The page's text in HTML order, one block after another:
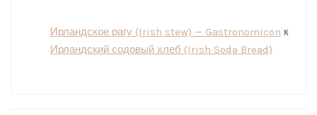
Ирландское рагу (Irish stew) — Gastronomicon к
Ирландский содовый хлеб (Irish Soda Bread)